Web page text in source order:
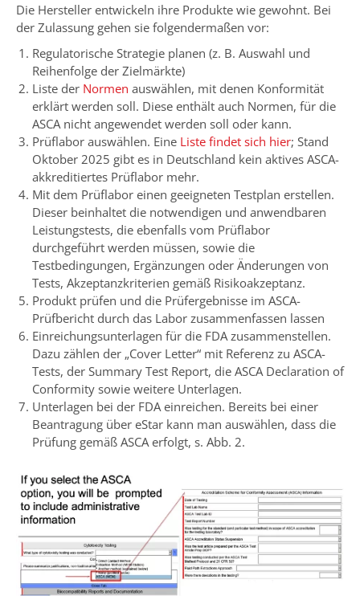
Die Hersteller entwickeln ihre Produkte wie gewohnt. Bei
der Zulassung gehen sie folgendermaßen vor:
Regulatorische Strategie planen (z. B. Auswahl und
Reihenfolge der Zielmärkte)
Liste der Normen auswählen, mit denen Konformität
erklärt werden soll. Diese enthält auch Normen, für die
ASCA nicht angewendet werden soll oder kann.
Prüflabor auswählen. Eine Liste findet sich hier; Stand
Oktober 2025 gibt es in Deutschland kein aktives ASCA-
akkreditiertes Prüflabor mehr.
Mit dem Prüflabor einen geeigneten Testplan erstellen.
Dieser beinhaltet die notwendigen und anwendbaren
Leistungstests, die ebenfalls vom Prüflabor
durchgeführt werden müssen, sowie die
Testbedingungen, Ergänzungen oder Änderungen von
Tests, Akzeptanzkriterien gemäß Risikoakzeptanz.
Produkt prüfen und die Prüfergebnisse im ASCA-
Prüfbericht durch das Labor zusammenfassen lassen
Einreichungsunterlagen für die FDA zusammenstellen.
Dazu zählen der „Cover Letter“ mit Referenz zu ASCA-
Tests, der Summary Test Report, die ASCA Declaration of
Conformity sowie weitere Unterlagen.
Unterlagen bei der FDA einreichen. Bereits bei einer
Beantragung über eStar kann man auswählen, dass die
Prüfung gemäß ASCA erfolgt, s. Abb. 2.